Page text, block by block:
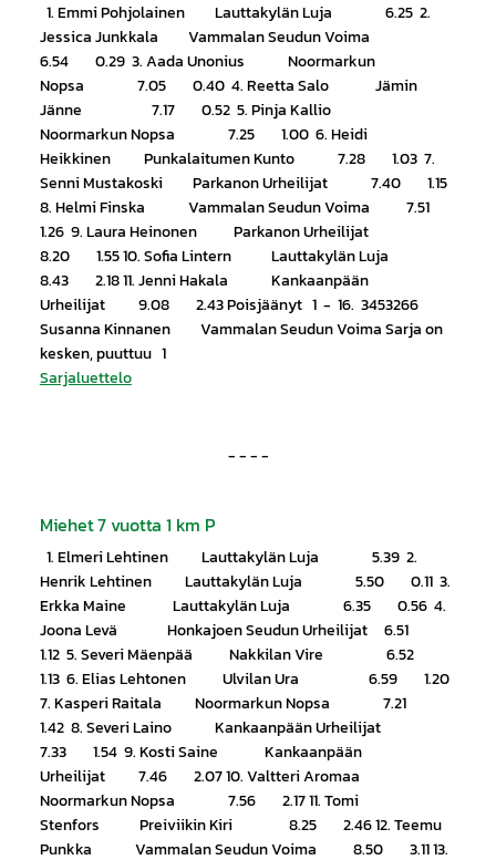
1. Emmi Pohjolainen Lauttakylän Luja 6.25 2.
Jessica Junkkala Vammalan Seudun Voima
6.54 0.29 3. Aada Unonius Noormarkun
Nopsa 7.05 0.40 4. Reetta Salo Jämin
Jänne 7.17 0.52 5. Pinja Kallio
Noormarkun Nopsa 7.25 1.00 6. Heidi
Heikkinen Punkalaitumen Kunto 7.28 1.03 7.
Senni Mustakoski Parkanon Urheilijat 7.40 1.15
8. Helmi Finska Vammalan Seudun Voima 7.51
1.26 9. Laura Heinonen Parkanon Urheilijat
8.20 1.55 10. Sofia Lintern Lauttakylän Luja
8.43 2.18 11. Jenni Hakala Kankaanpään
Urheilijat 9.08 2.43 Poisjäänyt 1 - 16. 3453266
Susanna Kinnanen Vammalan Seudun Voima Sarja on
kesken, puuttuu 1
Sarjaluettelo
- - - -
Miehet 7 vuotta 1 km P
1. Elmeri Lehtinen Lauttakylän Luja 5.39 2.
Henrik Lehtinen Lauttakylän Luja 5.50 0.11 3.
Erkka Maine Lauttakylän Luja 6.35 0.56 4.
Joona Levä Honkajoen Seudun Urheilijat 6.51
1.12 5. Severi Mäenpää Nakkilan Vire 6.52
1.13 6. Elias Lehtonen Ulvilan Ura 6.59 1.20
7. Kasperi Raitala Noormarkun Nopsa 7.21
1.42 8. Severi Laino Kankaanpään Urheilijat
7.33 1.54 9. Kosti Saine Kankaanpään
Urheilijat 7.46 2.07 10. Valtteri Aromaa
Noormarkun Nopsa 7.56 2.17 11. Tomi
Stenfors Preiviikin Kiri 8.25 2.46 12. Teemu
Punkka Vammalan Seudun Voima 8.50 3.11 13.